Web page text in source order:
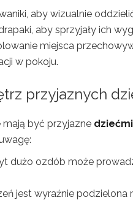
aby wizualnie
aby sprzyjały ich
miejsca
w pokoju.
przyjaznych
być przyjazne dziećmi
dużo ozdób może
jest wyraźnie podzielona